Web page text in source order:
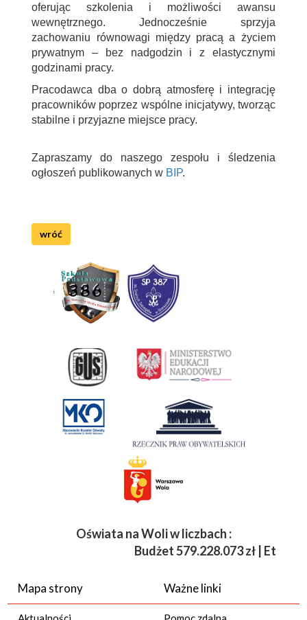
oferując szkolenia i możliwości awansu
wewnętrznego. Jednocześnie sprzyja
zachowaniu równowagi między pracą a życiem
prywatnym – bez nadgodzin i z elastycznymi
godzinami pracy.
Pracodawca dba o dobrą atmosferę i integrację
pracowników poprzez wspólne inicjatywy, tworząc
stabilne i przyjazne miejsce pracy.
Zapraszamy do naszego zespołu i śledzenia
ogłoszeń publikowanych w BIP.
wróć
Oświata na Woli w liczbach :
Budżet579.228.073 zł | Etaty
Mapa strony Ważne linki